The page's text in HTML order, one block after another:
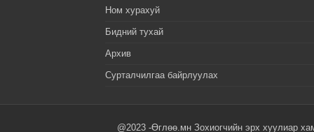
Ном хурахуй
Бидний тухай
Архив
Сурталчилгаа байрлуулах
@2023 -Өглөө.мн Зохиогчийн эрх хуулиар